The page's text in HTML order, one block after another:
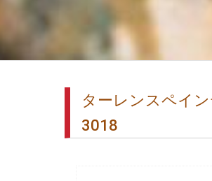
ターレンスペイ
3018